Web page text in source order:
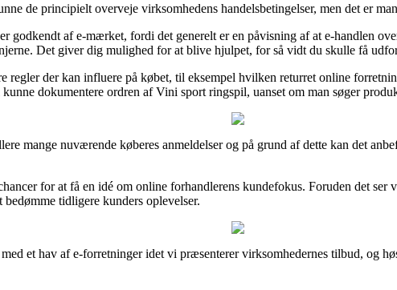
de principielt overveje virksomhedens handelsbetingelser, men det er
godkendt af e-mærket, fordi det generelt er en påvisning af at e-handlen
Det giver dig mulighed for at blive hjulpet, for så vidt du skulle få
regler der kan influere på købet, til eksempel hvilken returret online
dokumentere ordren af Vini sport ringspil, uanset om man søger
mange nuværende køberes anmeldelser og på grund af dette kan det
for at få en idé om online forhandlerens kundefokus. Foruden det
tidligere kunders oplevelser.
et hav af e-forretninger idet vi præsenterer virksomhedernes tilbud, og